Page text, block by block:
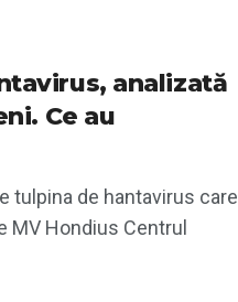
analizată
Ce au
tulpina de hantavirus care
MV Hondius Centrul